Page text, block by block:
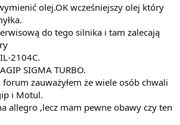
olej.OK wcześniejszy olej który
do tego silnika i tam zalecają
2104C.
SIGMA TURBO.
zauważyłem że wiele osób chwali
i Motul.
allegro ,lecz mam pewne obawy czy ten